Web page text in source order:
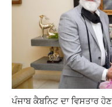
ਪੰਜਾਬ ਕੈਬਨਿਟ ਦਾ ਵਿਸਤਾਰ